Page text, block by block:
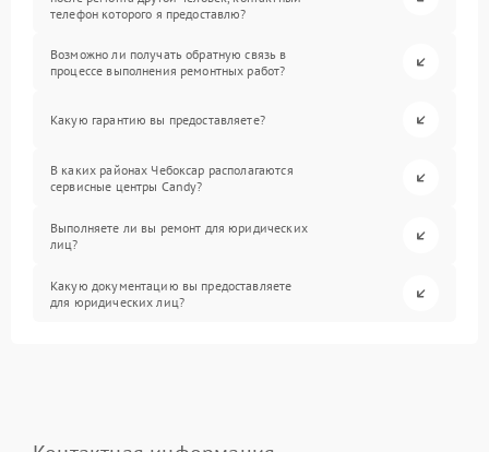
телефон которого я предоставлю?
Возможно ли получать обратную связь в
процессе выполнения ремонтных работ?
Какую гарантию вы предоставляете?
В каких районах Чебоксар располагаются
сервисные центры Candy?
Выполняете ли вы ремонт для юридических
лиц?
Какую документацию вы предоставляете
для юридических лиц?